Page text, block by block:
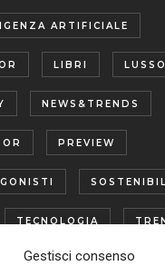
Gestisci consenso
ARTIFICIALE
LIBRI LUSSO
NEWS&TRENDS
PREVIEW
TECNOLOGIA
ENOGASTRONOMICO